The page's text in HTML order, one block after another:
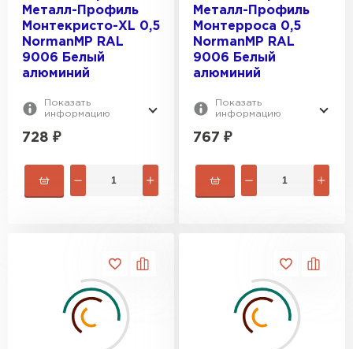
Металл-Профиль
Монтекристо-XL 0,5
NormanMP RAL
9006 Белый
алюминий
Показать
информацию
728 ₽
Металл-Профиль
Монтерроса 0,5
NormanMP RAL
9006 Белый
алюминий
Показать
информацию
767 ₽